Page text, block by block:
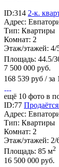
ID:314 2-к.
Адрес:
Тип: Квартиры
Комнат: 2
Этаж/этажей: 4/
Площадь: 44.5/
7 500 000 руб.
168 539 руб / за
ещё 10 фото в
ID:77
Адрес:
Тип: Квартиры
Комнат: 2
Этаж/этажей: 2/
Площадь: 85 м2
16 500 000 руб.